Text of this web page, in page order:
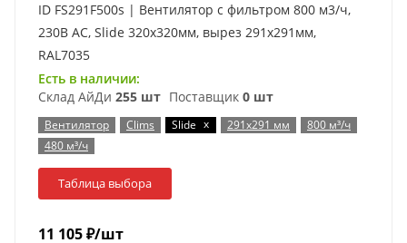
ID FS291F500s | Вентилятор с фильтром 800 м3/ч,
230В AC, Slide 320х320мм, вырез 291x291мм,
RAL7035
Есть в наличии:
Склад АйДи 255 шт Поставщик 0 шт
Вентилятор Clims Slide x 291x291 мм
800 м³/ч
480 м³/ч
Таблица выбора
11 105₽/шт